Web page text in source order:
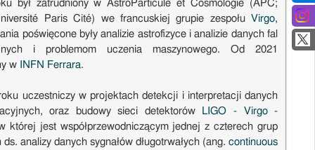
był zatrudniony w AstroParticule et Cosmologie (APC;
Paris Cité) we francuskiej grupie zespołuVirgo,
poświęcone były analizie astrofizyce i analizie danych fal
i problemom uczenia maszynowego. Od 2021
w
INFN Ferrara.
uczestniczy w projektach detekcji i interpretacji danych
oraz budowy sieci detektorów
LIGO - Virgo -
której jest współprzewodniczącym jednej z czterech grup
analizy danych sygnałów długotrwałych (ang.continuous